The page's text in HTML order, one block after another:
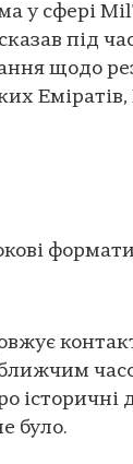
у сфері
під
щодо
формати
історичні
було.